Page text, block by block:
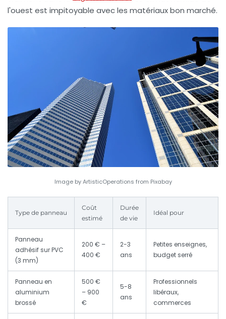
l'ouest est impitoyable avec les matériaux bon marché.
Image by ArtisticOperations from Pixabay
Type de panneau
Coût
estimé
Durée
de vie
Idéal pour
Panneau
adhésif sur PVC
(3 mm)
200 € –
400 €
2-3
ans
Petites enseignes,
budget serré
Panneau en
aluminium
brossé
500 €
– 900
€
5-8
ans
Professionnels
libéraux,
commerces